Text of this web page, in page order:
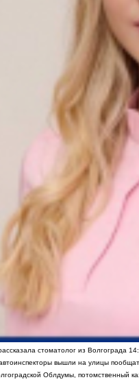
стоматолог из Волгограда
вышли на улицы
Облдумы, потомственный